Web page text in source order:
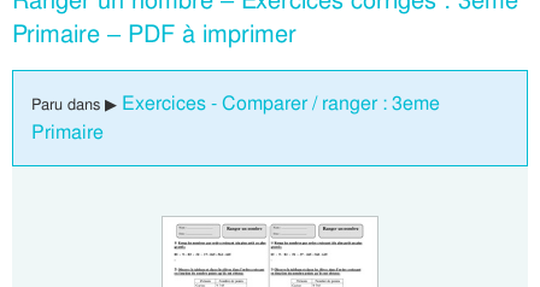
Primaire – PDF à imprimer
Paru dans ▶ Exercices - Comparer / ranger : 3eme
Primaire